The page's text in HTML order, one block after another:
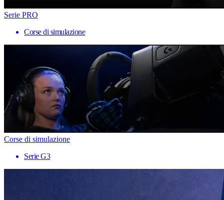
Serie PRO
Corse di simulazione
Corse di simulazione
Serie G3